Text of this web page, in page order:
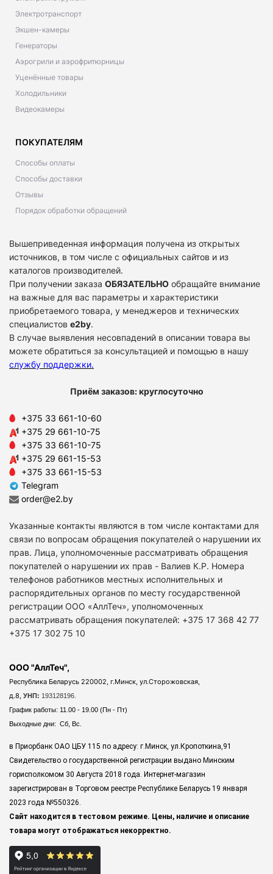
Электротранспорт
Экшен-камеры
Генераторы
Аэрогрили и аэрофритюрницы
Уценённые товары
Холодильники
Видеокамеры
ПОКУПАТЕЛЯМ
Способы оплаты
Способы доставки
Отзывы
Порядок обработки обращений
Вышеприведенная информация получена из открытых
источников, в том числе с официальных сайтов и из
каталогов производителей.
При получении заказа ОБЯЗАТЕЛЬНО обращайте внимание
на важные для вас параметры и характеристики
приобретаемого товара, у менеджеров и технических
специалистов e2by.
В случае выявления несовпадений в описании товара вы
можете обратиться за консультацией и помощью в нашу
службу поддержки.
Приём заказов: круглосуточно
+375 33 661-10-60
+375 29 661-10-75
+375 33 661-10-75
+375 29 661-15-53
+375 33 661-15-53
Telegram
order@e2.by
Указанные контакты являются в том числе контактами для
связи по вопросам обращения покупателей о нарушении их
прав. Лица, уполномоченные рассматривать обращения
покупателей о нарушении их прав - Валиев К.Р. Номера
телефонов работников местных исполнительных и
распорядительных органов по месту государственной
регистрации ООО «АллТеч», уполномоченных
рассматривать обращения покупателей: +375 17 368 42 77
+375 17 302 75 10
ООО "АллТеч",
Республика Беларусь 220002, г.Минск, ул.Сторожовская,
д.8, УНП: 193128196.
График работы: 11.00 - 19.00 (Пн - Пт)
Выходные дни: Сб, Вс.
в Приорбанк ОАО ЦБУ 115 по адресу: г.Минск, ул.Кропоткина,91
Свидетельство о государственной регистрации выдано Минским
горисполкомом 30 Августа 2018 года. Интернет-магазин
зарегистрирован в Торговом реестре Республике Беларусь 19 января
2023 года №550326.
Сайт находится в тестовом режиме. Цены, наличие и описание
товара могут отображаться некорректно.